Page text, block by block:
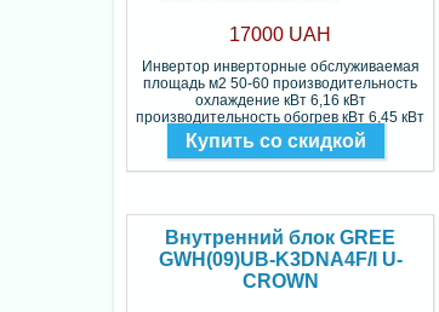
17000 UAH
Инвертор инверторные обслуживаемая
площадь м2 50-60 производительность
охлаждение кВт 6,16 кВт
производительность обогрев кВт 6,45 кВт
Фреон R-32
Купить со скидкой
Внутренний блок GREE
GWH(09)UB-K3DNA4F/I U-
CROWN